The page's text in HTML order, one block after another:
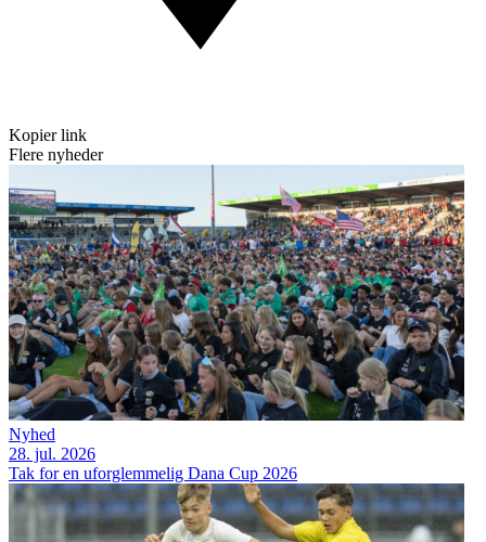
Kopier link
Flere nyheder
Nyhed
28. jul. 2026
Tak for en uforglemmelig Dana Cup 2026